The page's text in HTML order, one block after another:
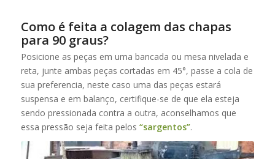
Como é feita a colagem das chapas
para 90 graus?
Posicione as peças em uma bancada ou mesa nivelada e
reta, junte ambas peças cortadas em 45°, passe a cola de
sua preferencia, neste caso uma das peças estará
suspensa e em balanço, certifique-se de que ela esteja
sendo pressionada contra a outra, aconselhamos que
essa pressão seja feita pelos “sargentos”.